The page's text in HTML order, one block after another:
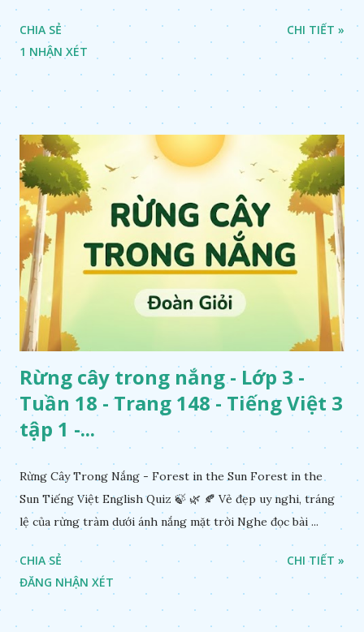
CHIA SẺ
1 NHẬN XÉT
CHI TIẾT »
Rừng cây trong nắng - Lớp 3 -
Tuần 18 - Trang 148 - Tiếng Việt 3
tập 1 -...
Rừng Cây Trong Nắng - Forest in the Sun Forest in the
Sun Tiếng Việt English Quiz 🍃 🌿 🍂 Vẻ đẹp uy nghi, tráng
lệ của rừng tràm dưới ánh nắng mặt trời Nghe đọc bài ...
CHIA SẺ
ĐĂNG NHẬN XÉT
CHI TIẾT »